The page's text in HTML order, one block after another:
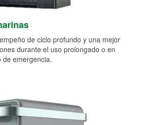
de ciclo profundo y una mejor
durante el uso prolongado o en
de emergencia.